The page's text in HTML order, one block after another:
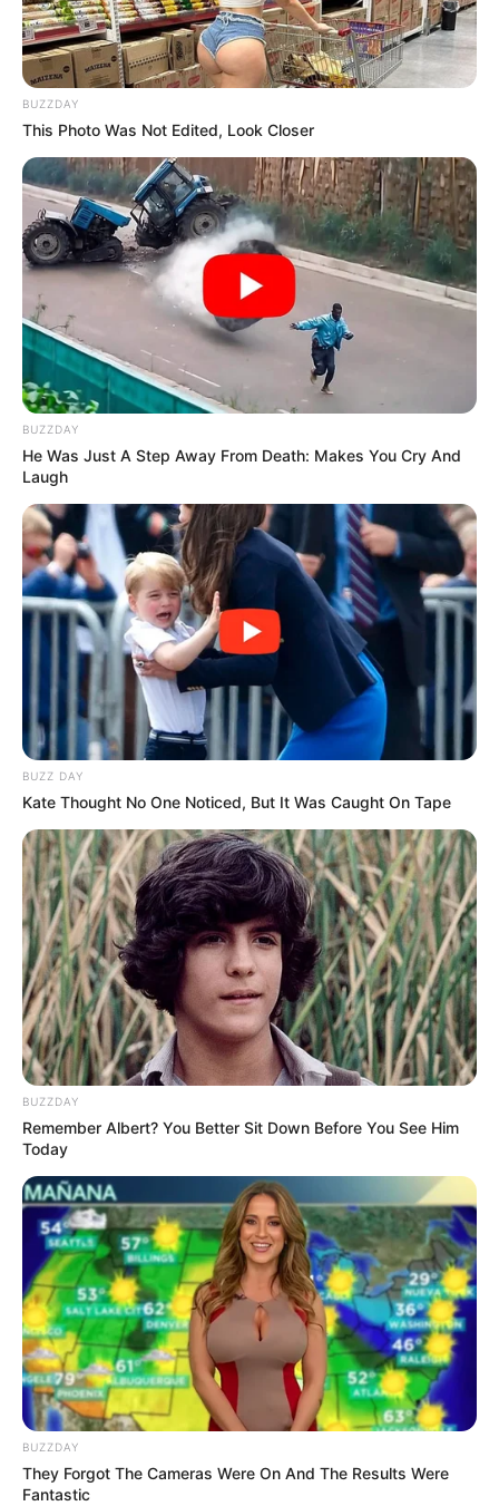
Dikenal sebagai seorang peretas yang muda dan handal, Heriss
Skuy kerap menjadi bahan perbincangan dan mengejutkan publik.
TAGS HERISS SKUYY SELEBRITI INDONESIA YOUTUBER
BUZZDAY
This Photo Was Not Edited, Look Closer
BUZZDAY
He Was Just A Step Away From Death: Makes You Cry And
Laugh
BUZZ DAY
Kate Thought No One Noticed, But It Was Caught On Tape
BUZZDAY
Remember Albert? You Better Sit Down Before You See Him
Today
BUZZDAY
They Forgot The Cameras Were On And The Results Were
Fantastic